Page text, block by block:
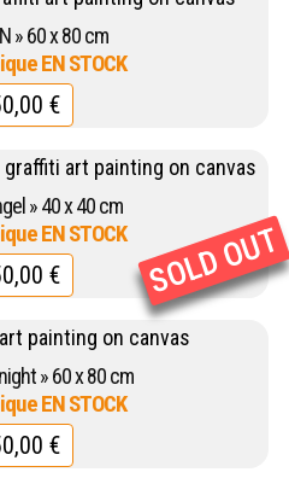
» 60 x 80 cm
€
» 40 x 40 cm
€
» 60 x 80 cm
€